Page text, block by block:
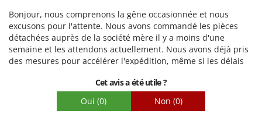
Bonjour, nous comprenons la gêne occasionnée et nous
excusons pour l'attente. Nous avons commandé les pièces
détachées auprès de la société mère il y a moins d'une
semaine et les attendons actuellement. Nous avons déjà pris
des mesures pour accélérer l'expédition, même si les délais
d'assistance vous tiendra informé(e) via le ticket qui vous est
dédié, vous garantissant une réponse rapide dès que
possible. Nous restons à votre disposition pour toute
Cet avis a été utile ?
Oui (0) Non (0)